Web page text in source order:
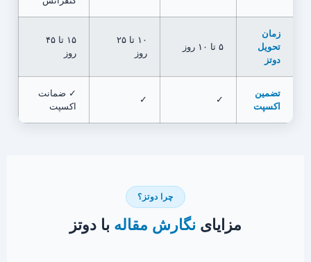
زمان
تحویل
دوتز
۵ تا ۱۰ روز
۱۰ تا ۲۵
روز
۱۵ تا ۴۵
روز
تضمین
اکسپت
✓
✓
✓ ضمانت
اکسپت
چرا دوتز؟
مزایای نگارش مقاله با دوتز